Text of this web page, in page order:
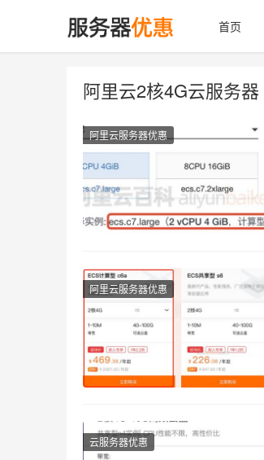
首页
阿里云2核4G云服务器
阿里云服务器优惠
阿里云服务器优惠
云服务器优惠